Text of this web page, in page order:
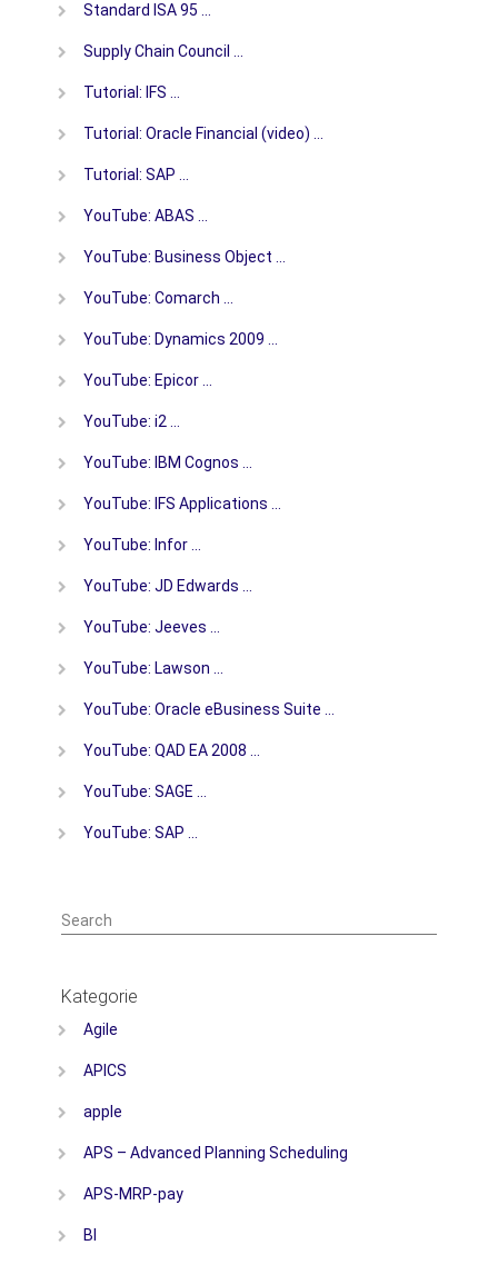
Standard ISA 95 …
Supply Chain Council …
Tutorial: IFS …
Tutorial: Oracle Financial (video) …
Tutorial: SAP …
YouTube: ABAS …
YouTube: Business Object …
YouTube: Comarch …
YouTube: Dynamics 2009 …
YouTube: Epicor …
YouTube: i2 …
YouTube: IBM Cognos …
YouTube: IFS Applications …
YouTube: Infor …
YouTube: JD Edwards …
YouTube: Jeeves …
YouTube: Lawson …
YouTube: Oracle eBusiness Suite …
YouTube: QAD EA 2008 …
YouTube: SAGE …
YouTube: SAP …
Search
Kategorie
Agile
APICS
apple
APS – Advanced Planning Scheduling
APS-MRP-pay
BI